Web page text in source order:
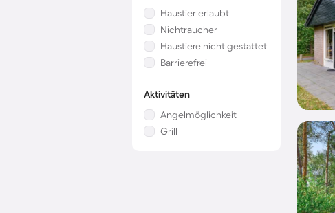
Haustier erlaubt
Nichtraucher
Haustiere nicht gestattet
Barrierefrei
Aktivitäten
Angelmöglichkeit
Grill